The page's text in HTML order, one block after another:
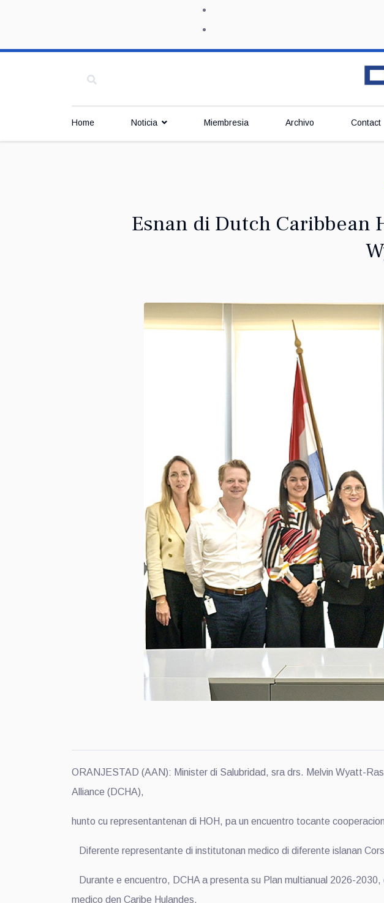
Home Noticia Miembresia Archivo Contact
Esnan di Dutch Caribbean
ORANJESTAD (AAN): Minister di Salubridad, sra drs. Melvin Wyatt-
Alliance (DCHA),
hunto cu representantenan di HOH, pa un encuentro tocante
Diferente representante di institutonan medico di diferente islanan
Durante e encuentro, DCHA a presenta su Plan multianual 2026-
medico den Caribe Hulandes.